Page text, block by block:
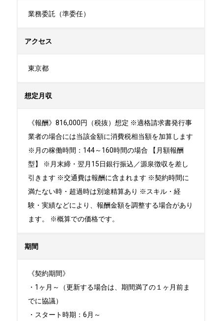
業務委託（準委任）
アクセス
東京都
想定月収
《報酬》816,000円（税抜）想定 ※適格請求書発行事
業者の場合には当該金額に消費税相当額を加算します
※月の稼働時間：144～160時間の場合 【月額報酬
型】 ※月末締・翌月15日銀行振込／源泉徴収を差し
引きます ※交通費は報酬に含まれます ※契約時間に
満たない時・超過時は別途精算あり ※スキル・経
験・実績などにより、報酬金額を調整する場合があり
ます。 ※概算での価格です。
期間
《契約期間》
・1ヶ月～（更新する場合は、期間満了の１ヶ月前ま
でに協議）
・スタート時期：6月～